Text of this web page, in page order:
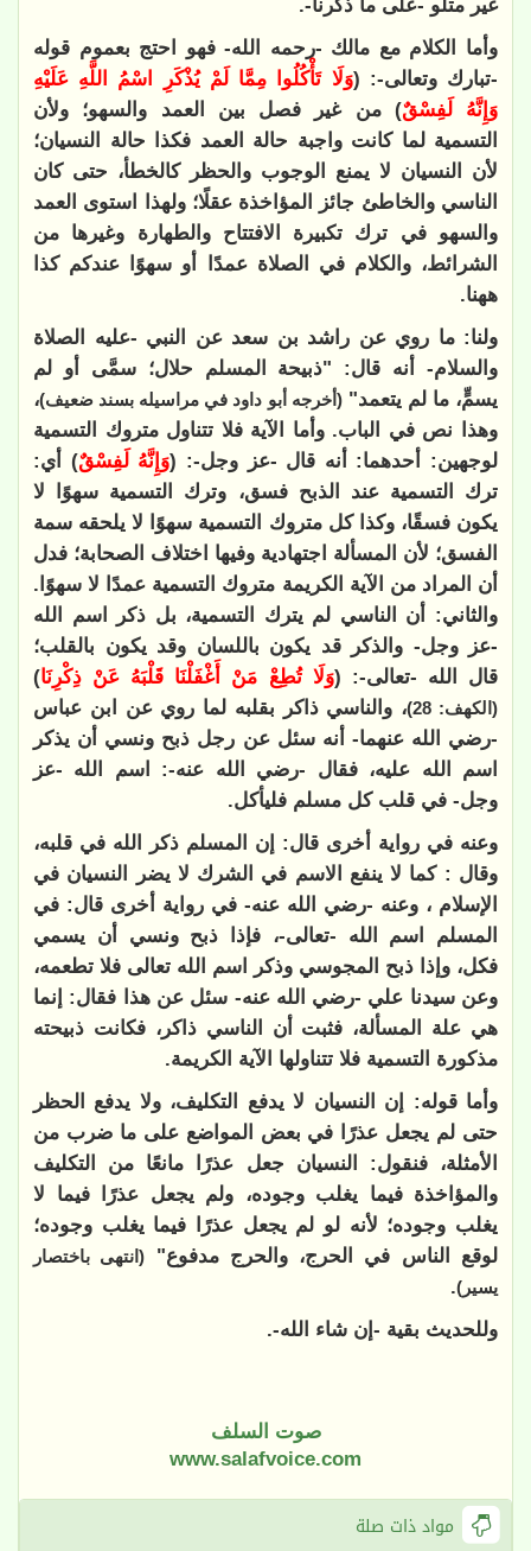
غير متلو -على ما ذكرنا-.
وأما الكلام مع مالك -رحمه الله- فهو احتج بعموم قوله
-تبارك وتعالى-: (وَلَا تَأْكُلُوا مِمَّا لَمْ يُذْكَرِ اسْمُ اللَّهِ عَلَيْهِ
وَإِنَّهُ لَفِسْقٌ) من غير فصل بين العمد والسهو؛ ولأن
التسمية لما كانت واجبة حالة العمد فكذا حالة النسيان؛
لأن النسيان لا يمنع الوجوب والحظر كالخطأ، حتى كان
الناسي والخاطئ جائز المؤاخذة عقلًا؛ ولهذا استوى العمد
والسهو في ترك تكبيرة الافتتاح والطهارة وغيرها من
الشرائط، والكلام في الصلاة عمدًا أو سهوًا عندكم كذا
ههنا.
ولنا: ما روي عن راشد بن سعد عن النبي -عليه الصلاة
والسلام- أنه قال: "ذبيحة المسلم حلال؛ سمَّى أو لم
يسمٍّ، ما لم يتعمد"(أخرجه أبو داود في مراسيله بسند ضعيف)،
وهذا نص في الباب. وأما الآية فلا تتناول متروك التسمية
لوجهين: أحدهما: أنه قال -عز وجل-: (وَإِنَّهُ لَفِسْقٌ) أي:
ترك التسمية عند الذبح فسق، وترك التسمية سهوًا لا
يكون فسقًا، وكذا كل متروك التسمية سهوًا لا يلحقه سمة
الفسق؛ لأن المسألة اجتهادية وفيها اختلاف الصحابة؛ فدل
أن المراد من الآية الكريمة متروك التسمية عمدًا لا سهوًا.
والثاني: أن الناسي لم يترك التسمية، بل ذكر اسم الله
-عز وجل- والذكر قد يكون باللسان وقد يكون بالقلب؛
قال الله -تعالى-: (وَلَا تُطِعْ مَنْ أَغْفَلْنَا قَلْبَهُ عَنْ ذِكْرِنَا)
(الكهف: 28)
، والناسي ذاكر بقلبه لما روي عن ابن عباس
-رضي الله عنهما- أنه سئل عن رجل ذبح ونسي أن يذكر
اسم الله عليه، فقال -رضي الله عنه-: اسم الله -عز
وجل- في قلب كل مسلم فليأكل.
وعنه في رواية أخرى قال: إن المسلم ذكر الله في قلبه،
وقال : كما لا ينفع الاسم في الشرك لا يضر النسيان في
الإسلام ، وعنه -رضي الله عنه- في رواية أخرى قال: في
المسلم اسم الله -تعالى-، فإذا ذبح ونسي أن يسمي
فكل، وإذا ذبح المجوسي وذكر اسم الله تعالى فلا تطعمه،
وعن سيدنا علي -رضي الله عنه- سئل عن هذا فقال: إنما
هي علة المسألة، فثبت أن الناسي ذاكر، فكانت ذبيحته
مذكورة التسمية فلا تتناولها الآية الكريمة.
وأما قوله: إن النسيان لا يدفع التكليف، ولا يدفع الحظر
حتى لم يجعل عذرًا في بعض المواضع على ما ضرب من
الأمثلة، فنقول: النسيان جعل عذرًا مانعًا من التكليف
والمؤاخذة فيما يغلب وجوده، ولم يجعل عذرًا فيما لا
يغلب وجوده؛ لأنه لو لم يجعل عذرًا فيما يغلب وجوده؛
لوقع الناس في الحرج، والحرج مدفوع"
(انتهى باختصار
يسير).
وللحديث بقية -إن شاء الله-.
صوت السلف
www.salafvoice.com
مواد ذات صلة